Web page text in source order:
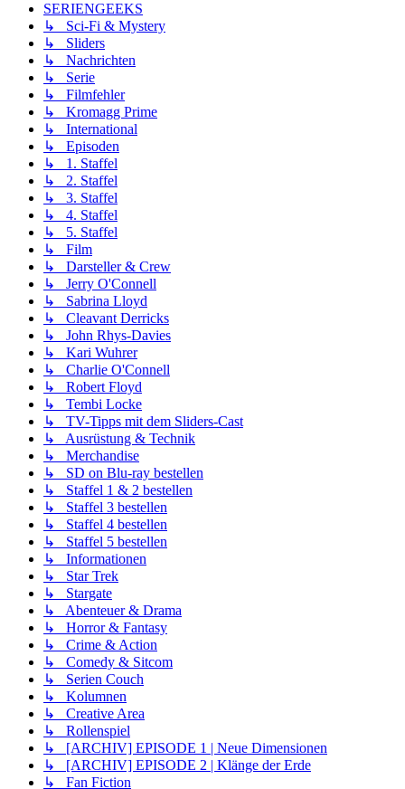
SERIENGEEKS
↳ Sci-Fi & Mystery
↳ Sliders
↳ Nachrichten
↳ Serie
↳ Filmfehler
↳ Kromagg Prime
↳ International
↳ Episoden
↳ 1. Staffel
↳ 2. Staffel
↳ 3. Staffel
↳ 4. Staffel
↳ 5. Staffel
↳ Film
↳ Darsteller & Crew
↳ Jerry O'Connell
↳ Sabrina Lloyd
↳ Cleavant Derricks
↳ John Rhys-Davies
↳ Kari Wuhrer
↳ Charlie O'Connell
↳ Robert Floyd
↳ Tembi Locke
↳ TV-Tipps mit dem Sliders-Cast
↳ Ausrüstung & Technik
↳ Merchandise
↳ SD on Blu-ray bestellen
↳ Staffel 1 & 2 bestellen
↳ Staffel 3 bestellen
↳ Staffel 4 bestellen
↳ Staffel 5 bestellen
↳ Informationen
↳ Star Trek
↳ Stargate
↳ Abenteuer & Drama
↳ Horror & Fantasy
↳ Crime & Action
↳ Comedy & Sitcom
↳ Serien Couch
↳ Kolumnen
↳ Creative Area
↳ Rollenspiel
↳ [ARCHIV] EPISODE 1 | Neue Dimensionen
↳ [ARCHIV] EPISODE 2 | Klänge der Erde
↳ Fan Fiction